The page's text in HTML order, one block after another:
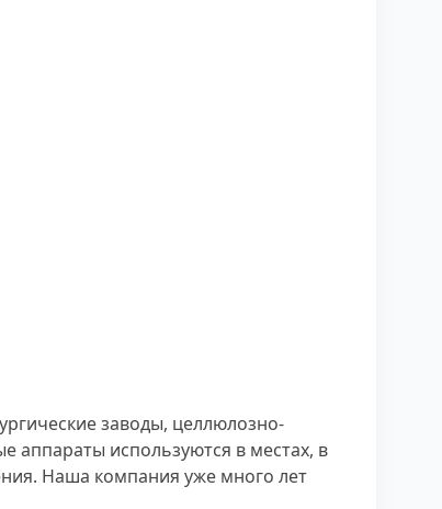
заводы, целлюлозно-
используются в местах, в
Наша компания уже много лет